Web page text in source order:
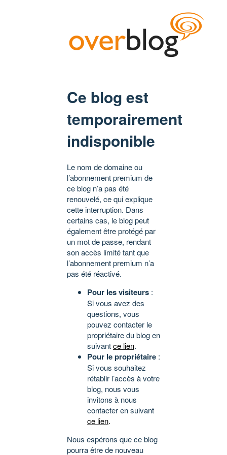
Ce blog est
temporairement
indisponible
Le nom de domaine ou
l’abonnement premium de
ce blog n’a pas été
renouvelé, ce qui explique
cette interruption. Dans
certains cas, le blog peut
également être protégé par
un mot de passe, rendant
son accès limité tant que
l’abonnement premium n’a
pas été réactivé.
Pour les visiteurs :
Si vous avez des
questions, vous
pouvez contacter le
propriétaire du blog en
suivantce lien.
Pour le propriétaire :
Si vous souhaitez
rétablir l’accès à votre
blog, nous vous
invitons à nous
contacter en suivant
ce lien.
Nous espérons que ce blog
pourra être de nouveau